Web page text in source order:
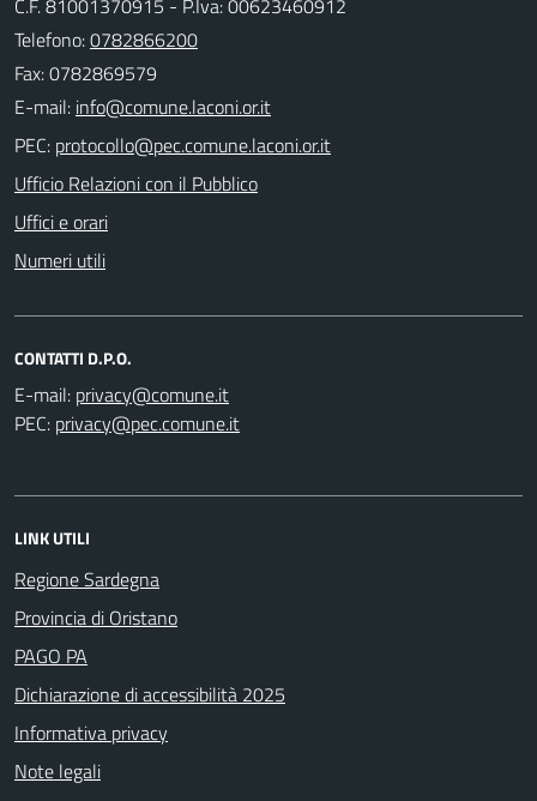
Telefono:0782866200
Fax: 0782869579
E-mail:
PEC:
Ufficio Relazioni con il Pubblico
Uffici e orari
Numeri utili
CONTATTI D.P.O.
E-mail:
PEC:
LINK UTILI
Regione Sardegna
Provincia di Oristano
PAGO PA
Dichiarazione di accessibilità 2025
Informativa privacy
Note legali